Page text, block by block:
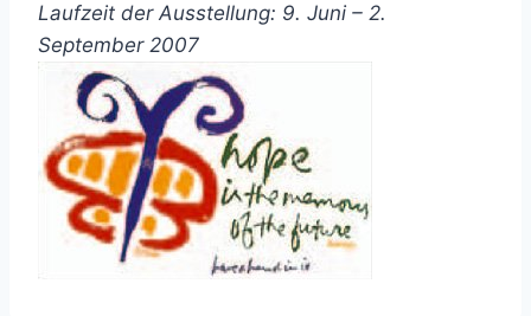
Laufzeit der Ausstellung: 9. Juni – 2.
September 2007